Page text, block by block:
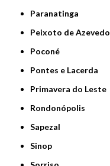
Paranatinga
Peixoto de Azevedo
Poconé
Pontes e Lacerda
Primavera do Leste
Rondonópolis
Sapezal
Sinop